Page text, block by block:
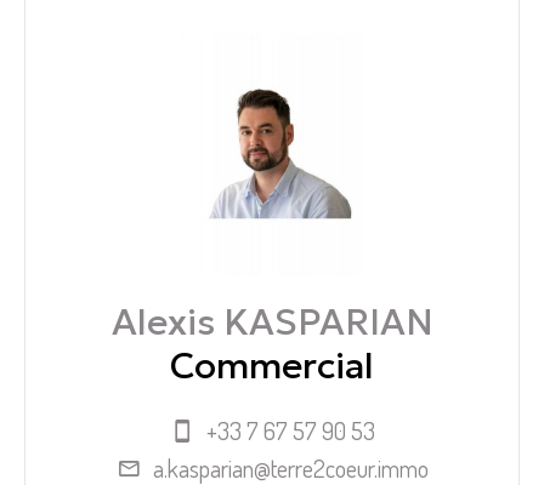
Alexis KASPARIAN
Commercial
+33 7 67 57 90 53
a.kasparian@terre2coeur.immo